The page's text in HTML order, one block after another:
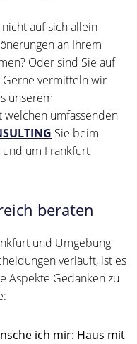
auf sich allein
an Ihrem
Oder sind Sie auf
Gerne vermitteln wir
unserem
welchen umfassenden
Sie beim
um Frankfurt
beraten
und Umgebung
verläuft, ist es
Aspekte Gedanken zu
ich mir: Haus mit